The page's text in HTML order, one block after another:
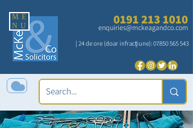
ME
NU
0191 213 1010
enquiries@mckeagandco.com
| 24 de ore (doar infracțiune):07850 565 543